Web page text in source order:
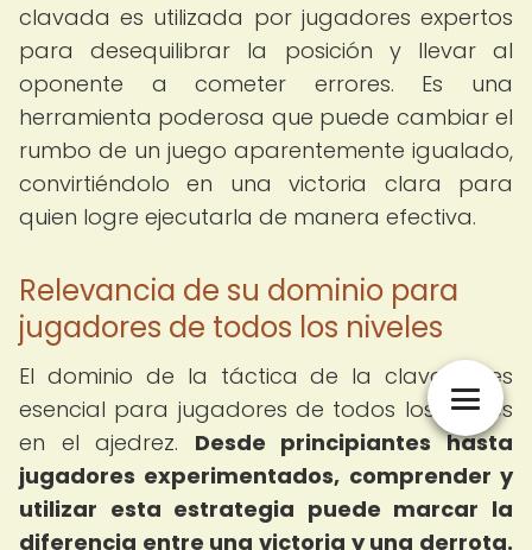
clavada es utilizada por jugadores expertos
para desequilibrar la posición y llevar al
oponente a cometer errores. Es una
herramienta poderosa que puede cambiar el
rumbo de un juego aparentemente igualado,
convirtiéndolo en una victoria clara para
quien logre ejecutarla de manera efectiva.
Relevancia de su dominio para
jugadores de todos los niveles
El dominio de la táctica de la clavada es
esencial para jugadores de todos los niveles
en el ajedrez. Desde principiantes hasta
jugadores experimentados, comprender y
utilizar esta estrategia puede marcar la
diferencia entre una victoria y una derrota.